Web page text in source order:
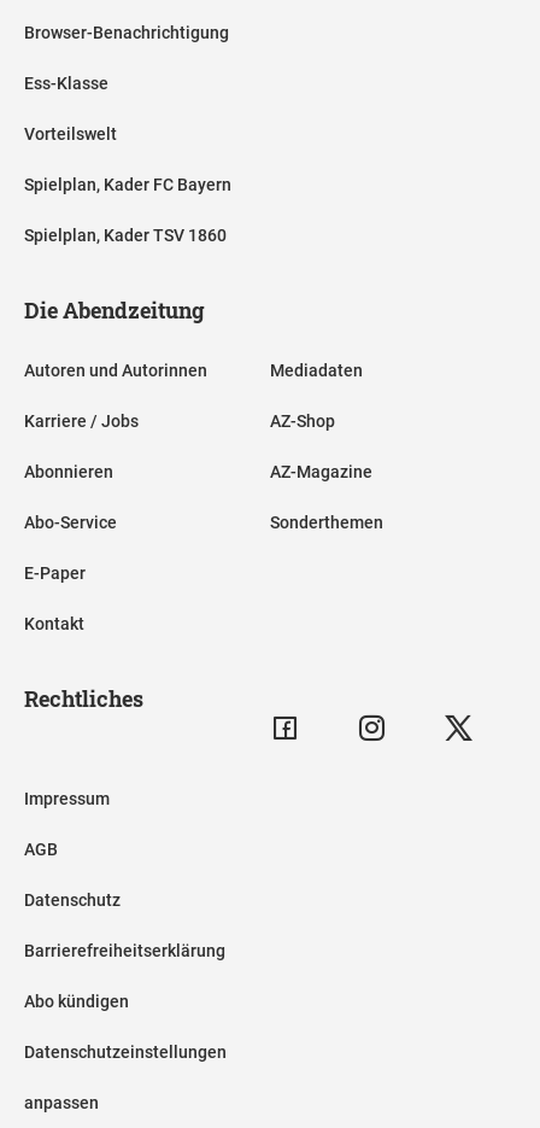
Browser-Benachrichtigung
Ess-Klasse
Vorteilswelt
Spielplan, Kader FC Bayern
Spielplan, Kader TSV 1860
Die Abendzeitung
Autoren und Autorinnen
Karriere / Jobs
Abonnieren
Abo-Service
E-Paper
Kontakt
Mediadaten
AZ-Shop
AZ-Magazine
Sonderthemen
Rechtliches
Impressum
AGB
Datenschutz
Barrierefreiheitserklärung
Abo kündigen
Datenschutzeinstellungen
anpassen